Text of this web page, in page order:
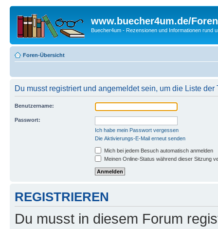
www.buecher4um.de/Foren
Buecher4um - Rezensionen und Informationen rund
Foren-Übersicht
Du musst registriert und angemeldet sein, um die Liste
Benutzername:
Passwort:
Ich habe mein Passwort vergessen
Die Aktivierungs-E-Mail erneut senden
Mich bei jedem Besuch automatisch anmelden
Meinen Online-Status während dieser Sitzung
REGISTRIEREN
Du musst in diesem Forum